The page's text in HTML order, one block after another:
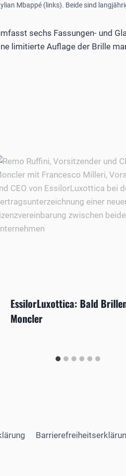
Mbappé (links). Beide sind
sechs Fassungen- und
limitierte Auflage der Brille
EssilorLuxottica: Bald
Moncler